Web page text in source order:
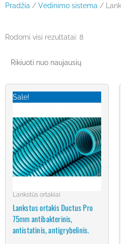
Pradžia / Vėdinimo sistema /
Rodomi visi rezultatai: 8Rūšiuojama
Sale!
Lankstūs ortakiai
Lankstus ortakis Ductus Pro
75mm antibakterinis,
antistatinis, antigrybelinis.
€108.90.€92.57.